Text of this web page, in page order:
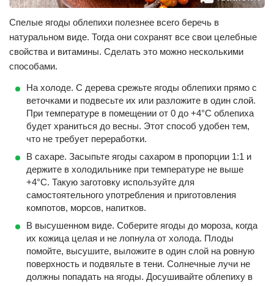
Спелые ягоды облепихи полезнее всего беречь в
натуральном виде. Тогда они сохранят все свои целебные
свойства и витамины. Сделать это можно несколькими
способами.
На холоде. С дерева срежьте ягоды облепихи прямо с
веточками и подвесьте их или разложите в один слой.
При температуре в помещении от 0 до +4°С облепиха
будет храниться до весны. Этот способ удобен тем,
что не требует переработки.
В сахаре. Засыпьте ягоды сахаром в пропорции 1:1 и
держите в холодильнике при температуре не выше
+4°C. Такую заготовку используйте для
самостоятельного употребления и приготовления
компотов, морсов, напитков.
В высушенном виде. Соберите ягоды до мороза, когда
их кожица целая и не лопнула от холода. Плоды
помойте, высушите, выложите в один слой на ровную
поверхность и подвяльте в тени. Солнечные лучи не
должны попадать на ягоды. Досушивайте облепиху в